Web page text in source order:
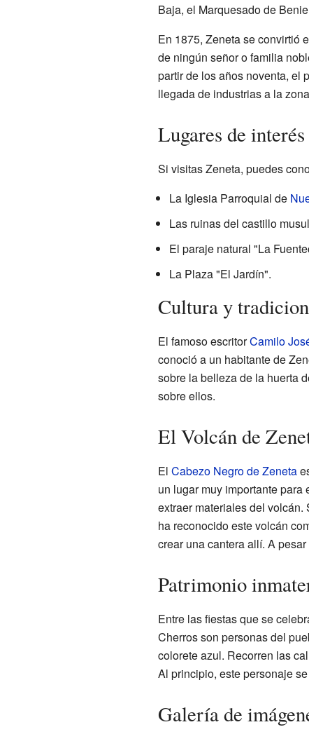
Baja, el Marquesado de
En 1875, Zeneta se convirtió
de ningún señor o familia
partir de los años noventa, el
llegada de industrias a la
Lugares de
Si visitas Zeneta, puedes
La Iglesia Parroquial de
Las ruinas del castillo
El paraje natural "La
La Plaza "El Jardín".
Cultura y
El famoso escritorCamilo
conoció a un habitante de
sobre la belleza de la huerta
sobre ellos.
El Volcán de
El Cabezo Negro de Zeneta
un lugar muy importante
extraer materiales del
ha reconocido este volcán
crear una cantera allí. A
Patrimonio
Entre las fiestas que se
Cherros son personas del
colorete azul. Recorren las
Al principio, este personaje
Galería de